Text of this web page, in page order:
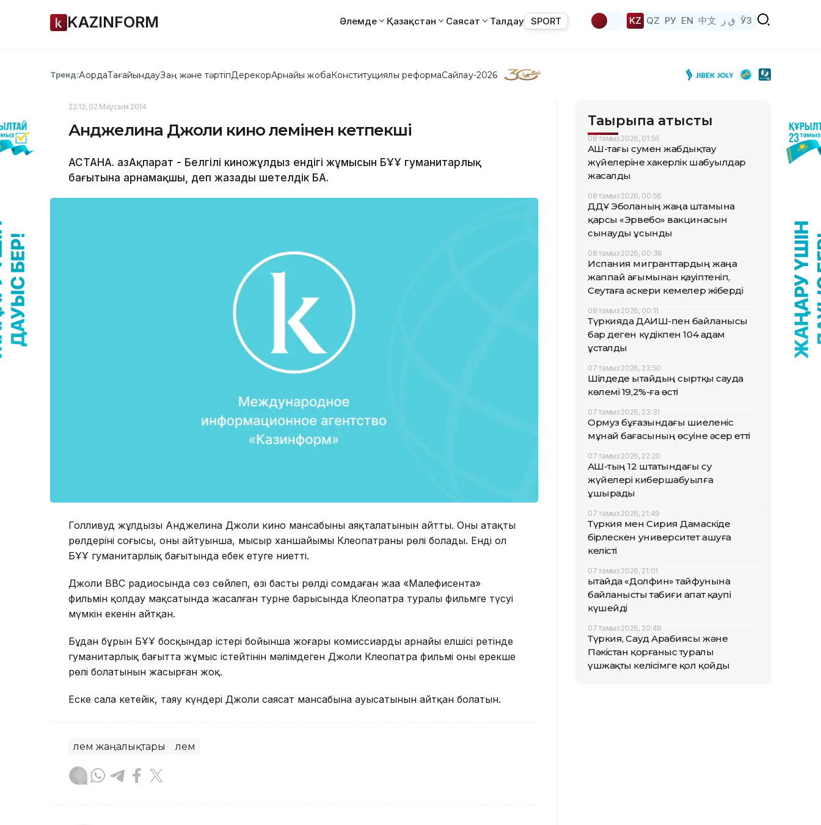
KAZINFORM Әлемде Қазақстан Саясат Талдау SPORT KZ QZ РУ EN 中文 ق ز ЎЗ
Тренд:АқордаТағайындауЗаң және тәртіпДерекқорАрнайы жобаКонституциялық реформаСайлау-2026
22:12, 02 Маусым 2014
Анджелина Джоли кино әлемінен кетпекші
АСТАНА. ҚазАқпарат - Белгілі киножұлдыз ендігі жұмысын БҰҰ гуманитарлық
бағытына арнамақшы, деп жазады шетелдік БАҚ.
Голливуд жұлдызы Анджелина Джоли кино мансабының аяқталатынын айтты. Оның атақты
рөлдерінің соңғысы, оның айтуынша, мысыр ханшайымы Клеопатраның рөлі болады. Енді ол
БҰҰ гуманитарлық бағытында еңбек етуге ниетті.
Джоли ВВС радиосында сөз сөйлеп, өзі басты рөлді сомдаған жаңа «Малефисента»
фильмін қолдау мақсатында жасалған турне барысында Клеопатра туралы фильмге түсуі
мүмкін екенін айтқан.
Бұдан бұрын БҰҰ босқындар істері бойынша жоғары комиссиардың арнайы елшісі ретінде
гуманитарлық бағытта жұмыс істейтінін мәлімдеген Джоли Клеопатра фильмі оның ерекше
рөлі болатынын жасырған жоқ.
Еске сала кетейік, таяу күндері Джоли саясат мансабына ауысатынын айтқан болатын.
Әлем жаңалықтары Әлем
Тақырыпқа қатысты
08 тамыз 2026, 01:56
АҚШ-тағы сумен жабдықтау
жүйелеріне хакерлік шабуылдар
жасалды
08 тамыз 2026, 00:56
ДДҰ Эболаның жаңа штамына
қарсы «Эрвебо» вакцинасын
сынауды ұсынды
08 тамыз 2026, 00:38
Испания мигранттардың жаңа
жаппай ағымынан қауіптеніп,
Сеутаға әскери кемелер жіберді
08 тамыз 2026, 00:11
Түркияда ДАИШ-пен байланысы
бар деген күдікпен 104 адам
ұсталды
07 тамыз 2026, 23:50
Шілдеде Қытайдың сыртқы сауда
көлемі 19,2%-ға өсті
07 тамыз 2026, 23:31
Ормуз бұғазындағы шиеленіс
мұнай бағасының өсуіне әсер етті
07 тамыз 2026, 22:20
АҚШ-тың 12 штатындағы су
жүйелері кибершабуылға
ұшырады
07 тамыз 2026, 21:49
Түркия мен Сирия Дамаскіде
бірлескен университет ашуға
келісті
07 тамыз 2026, 21:01
Қытайда «Долфин» тайфунына
байланысты табиғи апат қаупі
күшейді
07 тамыз 2026, 20:48
Түркия, Сауд Арабиясы және
Пәкістан қорғаныс туралы
үшжақты келісімге қол қойды